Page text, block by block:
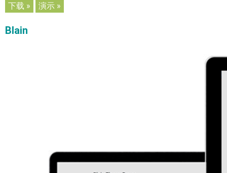
下载 » 演示 »
Blain